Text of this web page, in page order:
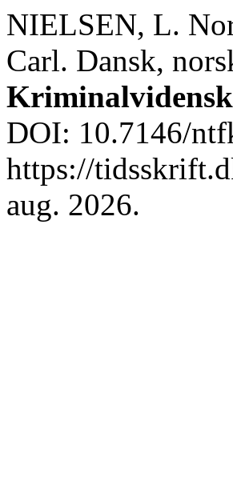
NIELSEN, L.
Carl. Dansk,
DOI: 10.7146/
https://
aug. 2026.